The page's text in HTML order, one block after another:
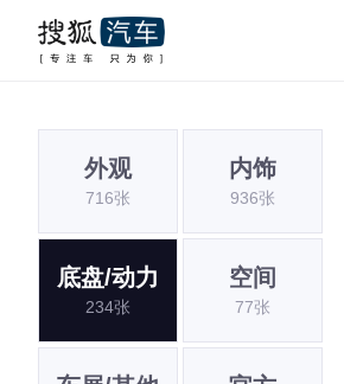
外观
716张
内饰
936张
底盘/动力
234张
空间
77张